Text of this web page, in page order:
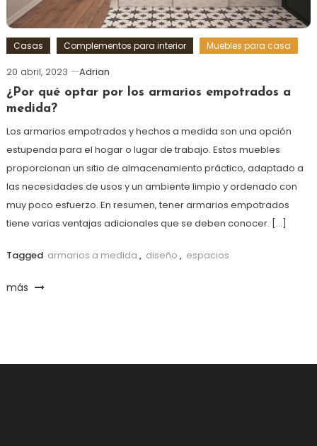
Casas Complementos para interior Muebles para casa
20 abril, 2023
Adrian
¿Por qué optar por los armarios empotrados a
medida?
Los armarios empotrados y hechos a medida son una opción
estupenda para el hogar o lugar de trabajo. Estos muebles
proporcionan un sitio de almacenamiento práctico, adaptado a
las necesidades de usos y un ambiente limpio y ordenado con
muy poco esfuerzo. En resumen, tener armarios empotrados
tiene varias ventajas adicionales que se deben conocer. […]
Tagged armarios a medida , diseño , espacios
más